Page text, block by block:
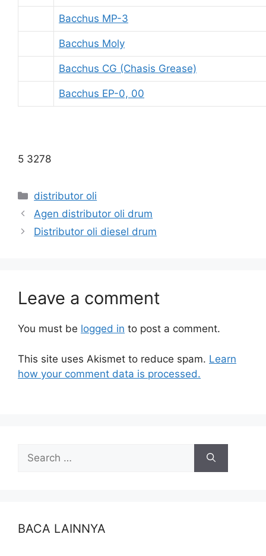
Bacchus MP-3
Bacchus Moly
Bacchus CG (Chasis Grease)
Bacchus EP-0, 00
5 3278
distributor oli
Agen distributor oli drum
Distributor oli diesel drum
Leave a comment
You must be logged in to post a comment.
This site uses Akismet to reduce spam. Learn
how your comment data is processed.
BACA LAINNYA